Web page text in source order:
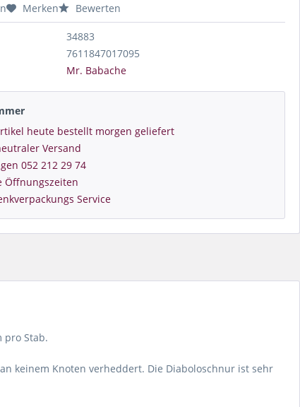
Merken Bewerten
34883
7611847017095
Mr. Babache
heute bestellt morgen geliefert
Versand
052 212 29 74
Öffnungszeiten
Service
pro Stab.
keinem Knoten verheddert. Die Diaboloschnur ist sehr